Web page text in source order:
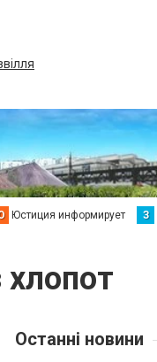
Юстиция информирует З
Останні новини